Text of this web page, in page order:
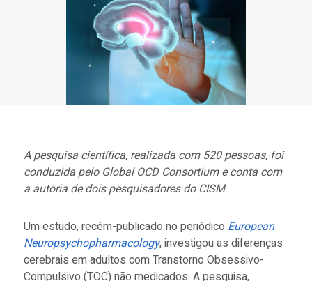
A pesquisa científica, realizada com 520 pessoas, foi
conduzida pelo Global OCD Consortium e conta com
a autoria de dois pesquisadores do CISM
Um estudo, recém-publicado no periódico European
Neuropsychopharmacology, investigou as diferenças
cerebrais em adultos com Transtorno Obsessivo-
Compulsivo (TOC) não medicados. A pesquisa,